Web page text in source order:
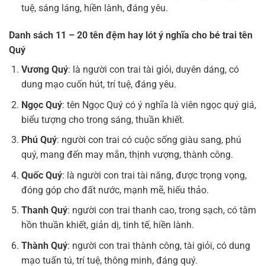
tuệ, sáng láng, hiền lành, đáng yêu.
Danh sách 11 – 20 tên đệm hay lót ý nghĩa cho bé trai tên
Quý
Vương Quý: là người con trai tài giỏi, duyên dáng, có
dung mạo cuốn hút, trí tuệ, đáng yêu.
Ngọc Quý: tên Ngọc Quý có ý nghĩa là viên ngọc quý giá,
biểu tượng cho trong sáng, thuần khiết.
Phú Quý: người con trai có cuộc sống giàu sang, phú
quý, mang đến may mắn, thịnh vượng, thành công.
Quốc Quý: là người con trai tài năng, được trọng vọng,
đóng góp cho đất nước, mạnh mẽ, hiếu thảo.
Thanh Quý: người con trai thanh cao, trong sạch, có tâm
hồn thuần khiết, giản dị, tinh tế, hiền lành.
Thành Quý: người con trai thành công, tài giỏi, có dung
mạo tuấn tú, trí tuệ, thông minh, đáng quý.